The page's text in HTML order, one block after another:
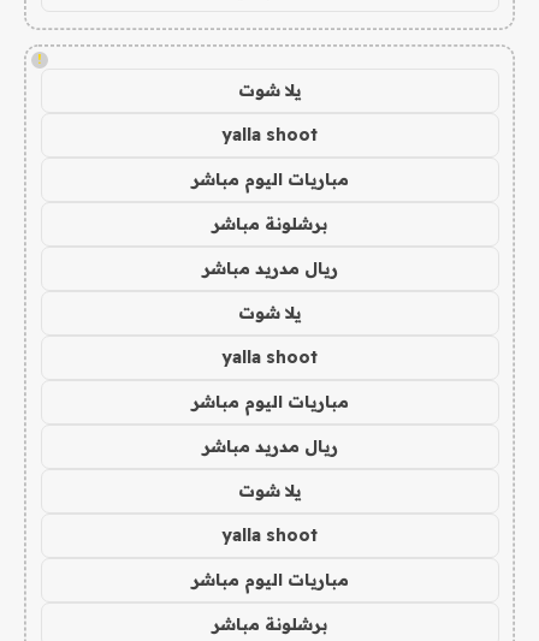
!
يلا شوت
yalla shoot
مباريات اليوم مباشر
برشلونة مباشر
ريال مدريد مباشر
يلا شوت
yalla shoot
مباريات اليوم مباشر
ريال مدريد مباشر
يلا شوت
yalla shoot
مباريات اليوم مباشر
برشلونة مباشر